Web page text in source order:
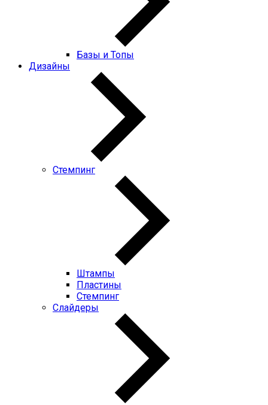
Базы и Топы
Дизайны
Стемпинг
Штампы
Пластины
Стемпинг
Слайдеры